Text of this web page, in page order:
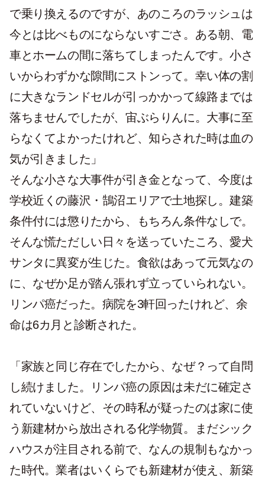
で乗り換えるのですが、あのころのラッシュは
今とは比べものにならないすごさ。ある朝、電
車とホームの間に落ちてしまったんです。小さ
いからわずかな隙間にストンって。幸い体の割
に大きなランドセルが引っかかって線路までは
落ちませんでしたが、宙ぶらりんに。大事に至
らなくてよかったけれど、知らされた時は血の
気が引きました」
そんな小さな大事件が引き金となって、今度は
学校近くの藤沢・鵠沼エリアで土地探し。建築
条件付には懲りたから、もちろん条件なしで。
そんな慌ただしい日々を送っていたころ、愛犬
サンタに異変が生じた。食欲はあって元気なの
に、なぜか足が踏ん張れず立っていられない。
リンパ癌だった。病院を3軒回ったけれど、余
命は6カ月と診断された。
「家族と同じ存在でしたから、なぜ？って自問
し続けました。リンパ癌の原因は未だに確定さ
れていないけど、その時私が疑ったのは家に使
う新建材から放出される化学物質。まだシック
ハウスが注目される前で、なんの規制もなかっ
た時代。業者はいくらでも新建材が使え、新築